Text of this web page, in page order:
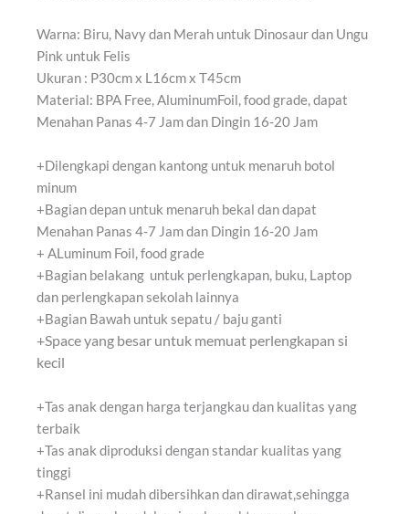
Warna: Biru, Navy dan Merah untuk Dinosaur dan Ungu
Pink untuk Felis
Ukuran : P30cm x L16cm x T45cm
Material: BPA Free, AluminumFoil, food grade, dapat
Menahan Panas 4-7 Jam dan Dingin 16-20 Jam
+Dilengkapi dengan kantong untuk menaruh botol
minum
+Bagian depan untuk menaruh bekal dan dapat
Menahan Panas 4-7 Jam dan Dingin 16-20 Jam
+ ALuminum Foil, food grade
+Bagian belakang untuk perlengkapan, buku, Laptop
dan perlengkapan sekolah lainnya
+Bagian Bawah untuk sepatu / baju ganti
+Space yang besar untuk memuat perlengkapan si
kecil
+Tas anak dengan harga terjangkau dan kualitas yang
terbaik
+Tas anak diproduksi dengan standar kualitas yang
tinggi
+Ransel ini mudah dibersihkan dan dirawat,sehingga